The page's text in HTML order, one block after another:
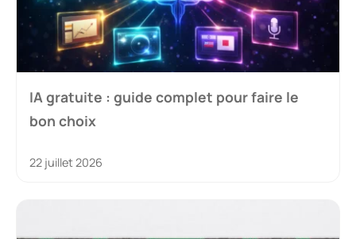
IA gratuite : guide complet pour faire le
bon choix
22 juillet 2026